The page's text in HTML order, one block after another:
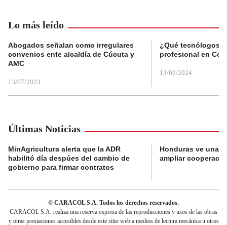
Lo más leído
Abogados señalan como irregulares
convenios ente alcaldía de Cúcuta y
AMC
13/07/2023
¿Qué tecnólogos
profesional en
13/02/2024
Últimas Noticias
MinAgricultura alerta que la ADR
habilitó día despúes del cambio de
gobierno para firmar contratos
Honduras ve una
ampliar
© CARACOL S.A. Todos los derechos reservados.
CARACOL S.A. realiza una reserva expresa de las reproducciones y usos de las obras
y otras prestaciones accesibles desde este sitio web a medios de lectura mecánica u otros